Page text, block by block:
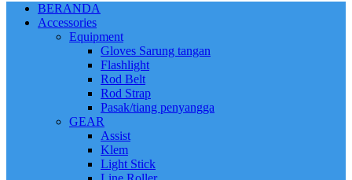
BERANDA
Accessories
Equipment
Gloves Sarung tangan
Flashlight
Rod Belt
Rod Strap
Pasak/tiang penyangga
GEAR
Assist
Klem
Light Stick